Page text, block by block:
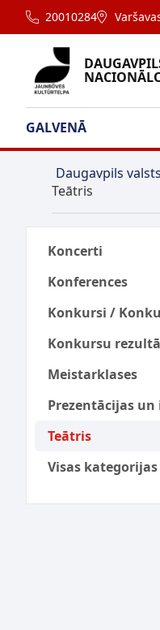
20010284
GALVENĀ
Daugavpils
Teātris
Koncerti
Konferences
Konkursi /
Konkursu
Meistarklases
Prezentācijas un
Teātris
Visas kategorijas